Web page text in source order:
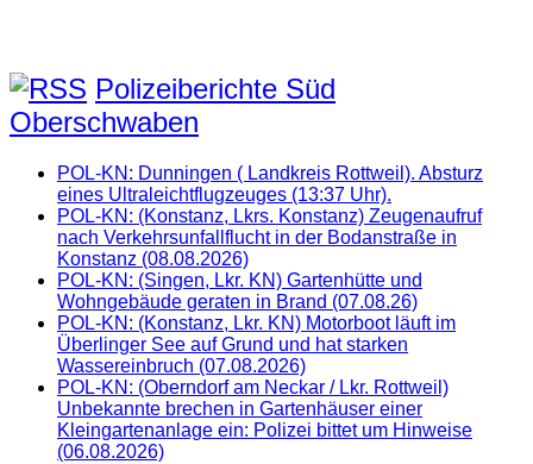
Polizeiberichte Süd
Oberschwaben
POL-KN: Dunningen ( Landkreis Rottweil). Absturz
eines Ultraleichtflugzeuges (13:37 Uhr).
POL-KN: (Konstanz, Lkrs. Konstanz) Zeugenaufruf
nach Verkehrsunfallflucht in der Bodanstraße in
Konstanz (08.08.2026)
POL-KN: (Singen, Lkr. KN) Gartenhütte und
Wohngebäude geraten in Brand (07.08.26)
POL-KN: (Konstanz, Lkr. KN) Motorboot läuft im
Überlinger See auf Grund und hat starken
Wassereinbruch (07.08.2026)
POL-KN: (Oberndorf am Neckar / Lkr. Rottweil)
Unbekannte brechen in Gartenhäuser einer
Kleingartenanlage ein: Polizei bittet um Hinweise
(06.08.2026)